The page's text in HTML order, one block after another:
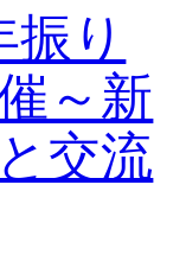
り
～新
交流